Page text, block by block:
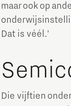
maar ook op
Dat is véél.’
Die vijftien